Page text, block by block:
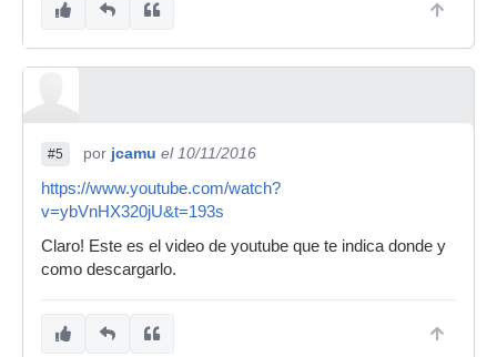
#5 por jcamu el 10/11/2016
https://www.youtube.com/watch?
v=ybVnHX320jU&t=193s
Claro! Este es el video de youtube que te indica donde y
como descargarlo.